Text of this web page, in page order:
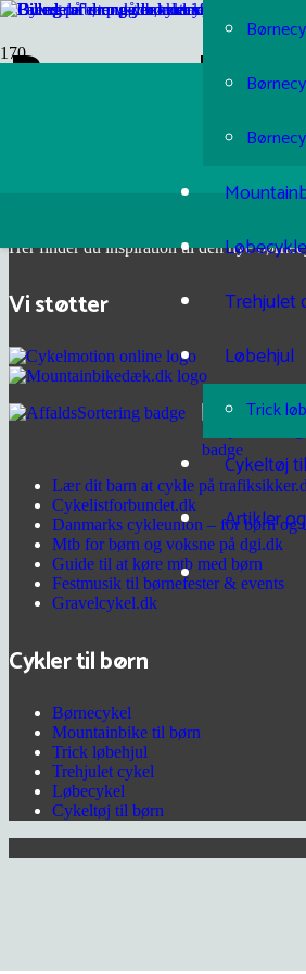
Trehjulet
Løbehjul
Trick
Cykeltøj
Artikler
Børnecykel
Her finder du inspiration til den nye
Vi støtter
Lær dit barn at cykle på
Cykelistforbundet.dk
Danmarks cykleunion – for børn og
Mtb for børn og voksne på dgi.dk
Guide til at køre mtb med børn
Festmusik til børnefester & events
Gravelcykel.dk
Cykler til børn
Børnecykel
Mountainbike til børn
Trick løbehjul
Trehjulet cykel
Løbecykel
Cykeltøj til børn